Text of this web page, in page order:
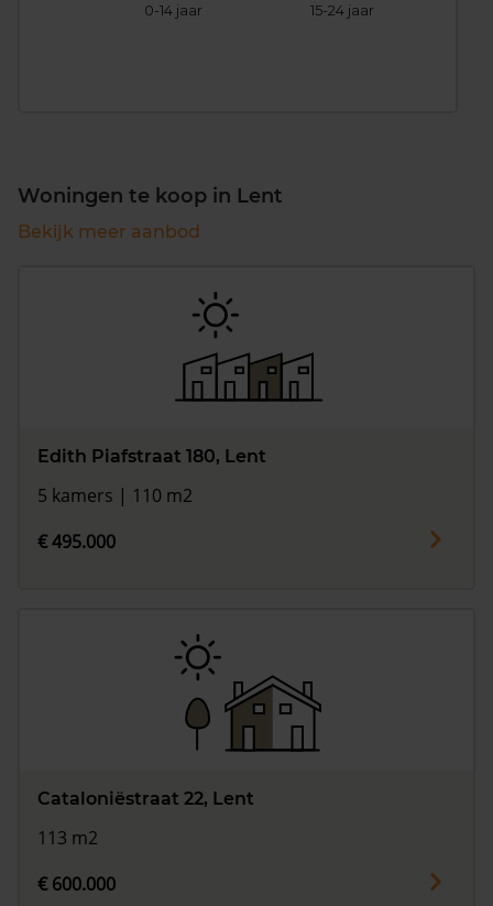
0-14 jaar 15-24 jaar
Woningen te koop in Lent
Bekijk meer aanbod
Edith Piafstraat 180, Lent
5 kamers | 110 m2
€ 495.000
Cataloniëstraat 22, Lent
113 m2
€ 600.000